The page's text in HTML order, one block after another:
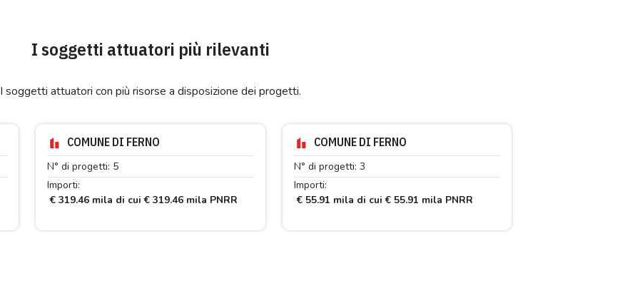
I soggetti attuatori più rilevanti
I soggetti attuatori con più risorse a disposizione dei progetti.
COMUNE DI FERNO
N° di progetti: 5
Importi:
€ 319.46 mila di cui € 319.46 mila PNRR
COMUNE DI FERNO
N° di progetti: 3
Importi:
€ 55.91 mila di cui € 55.91 mila PNRR